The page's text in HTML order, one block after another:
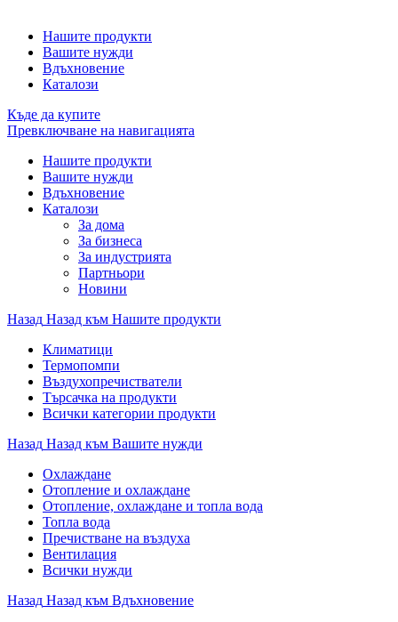
Нашите продукти
Вашите нужди
Вдъхновение
Каталози
Къде да купите
Превключване на навигацията
Нашите продукти
Вашите нужди
Вдъхновение
Каталози
За дома
За бизнеса
За индустрията
Партньори
Новини
Назад Назад към Нашите продукти
Климатици
Термопомпи
Въздухопречистватели
Търсачка на продукти
Всички категории продукти
Назад Назад към Вашите нужди
Охлаждане
Отопление и охлаждане
Отопление, охлаждане и топла вода
Топла вода
Пречистване на въздуха
Вентилация
Всички нужди
Назад Назад към Вдъхновение